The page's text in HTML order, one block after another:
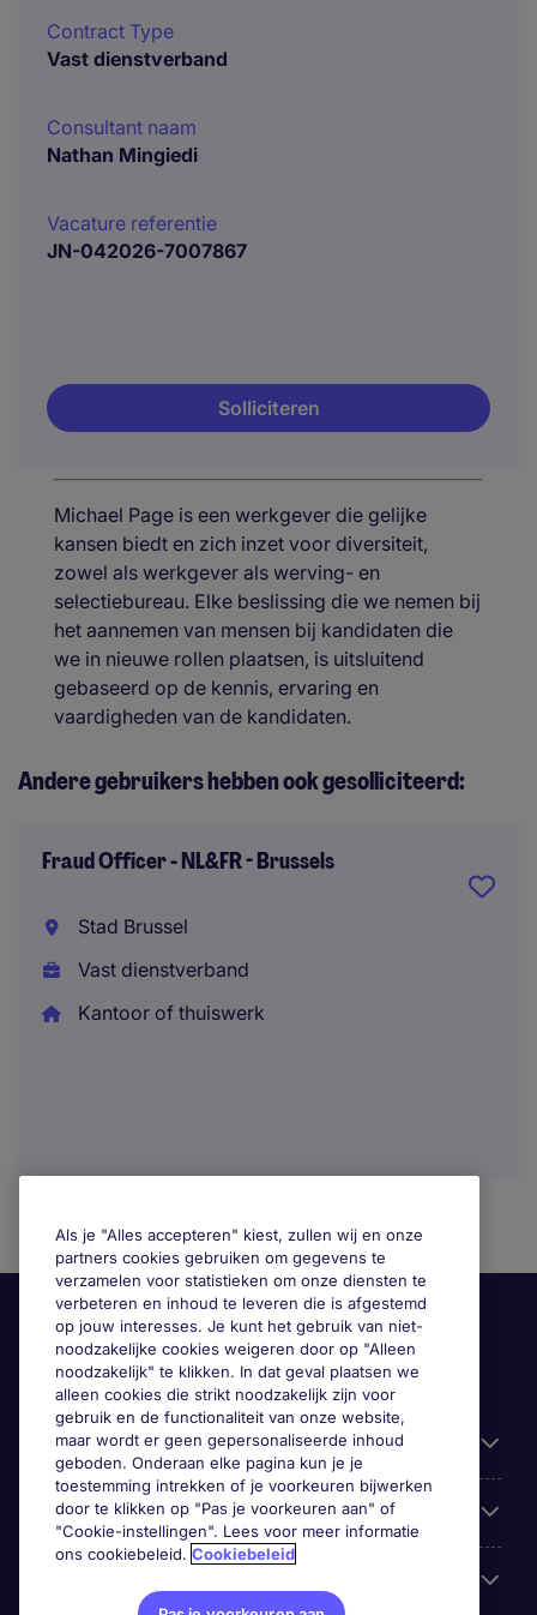
Contract Type
Vast dienstverband
Consultant naam
Nathan Mingiedi
Vacature referentie
JN-042026-7007867
Solliciteren
Michael Page is een werkgever die gelijke
kansen biedt en zich inzet voor diversiteit,
zowel als werkgever als werving- en
selectiebureau. Elke beslissing die we nemen bij
het aannemen van mensen bij kandidaten die
we in nieuwe rollen plaatsen, is uitsluitend
gebaseerd op de kennis, ervaring en
vaardigheden van de kandidaten.
Andere gebruikers hebben ook gesolliciteerd:
Fraud Officer - NL&FR - Brussels
Stad Brussel
Vast dienstverband
Kantoor of thuiswerk
Gebruiksvriendelijke informatie
Prix
Als je "Alles accepteren" kiest, zullen wij en onze
partners cookies gebruiken om gegevens te
verzamelen voor statistieken om onze diensten te
verbeteren en inhoud te leveren die is afgestemd
op jouw interesses. Je kunt het gebruik van niet-
noodzakelijke cookies weigeren door op "Alleen
noodzakelijk" te klikken. In dat geval plaatsen we
alleen cookies die strikt noodzakelijk zijn voor
gebruik en de functionaliteit van onze website,
maar wordt er geen gepersonaliseerde inhoud
geboden. Onderaan elke pagina kun je je
toestemming intrekken of je voorkeuren bijwerken
door te klikken op "Pas je voorkeuren aan" of
"Cookie-instellingen". Lees voor meer informatie
ons cookiebeleid. Cookiebeleid